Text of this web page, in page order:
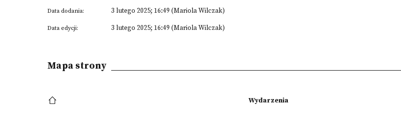
Data dodania: 3 lutego 2025; 16:49 (Mariola Wilczak)
Data edycji: 3 lutego 2025; 16:49 (Mariola Wilczak)
Mapa strony
Wydarzenia